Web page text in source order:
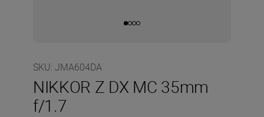
SKU: JMA604DA
NIKKOR Z DX MC 35mm
f/1.7